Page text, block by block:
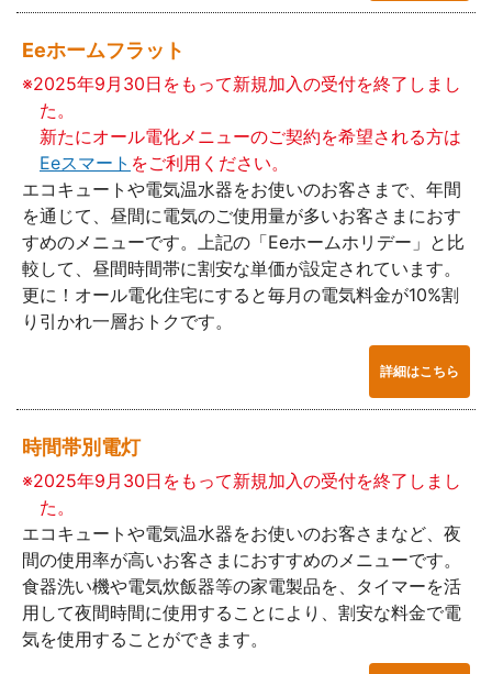
Eeホームフラット
※2025年9月30日をもって新規加入の受付を終了しまし
た。
新たにオール電化メニューのご契約を希望される方は
Eeスマート をご利用ください。
エコキュートや電気温水器をお使いのお客さまで、年間
を通じて、昼間に電気のご使用量が多いお客さまにおす
すめのメニューです。上記の「Eeホームホリデー」と比
較して、昼間時間帯に割安な単価が設定されています。
更に！オール電化住宅にすると毎月の電気料金が10%割
り引かれ一層おトクです。
詳細はこちら
時間帯別電灯
※2025年9月30日をもって新規加入の受付を終了しまし
た。
エコキュートや電気温水器をお使いのお客さまなど、夜
間の使用率が高いお客さまにおすすめのメニューです。
食器洗い機や電気炊飯器等の家電製品を、タイマーを活
用して夜間時間に使用することにより、割安な料金で電
気を使用することができます。